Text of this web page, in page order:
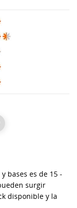
bases es de 15 -
surgir
disponible y la